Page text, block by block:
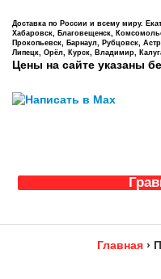
Доставка по России и всему миру.
Хабаровск, Благовещенск,
Прокопьевск, Барнаул, Рубцовск,
Липецк, Орёл, Курск, Владимир,
Цены на сайте указаны
Главная ›